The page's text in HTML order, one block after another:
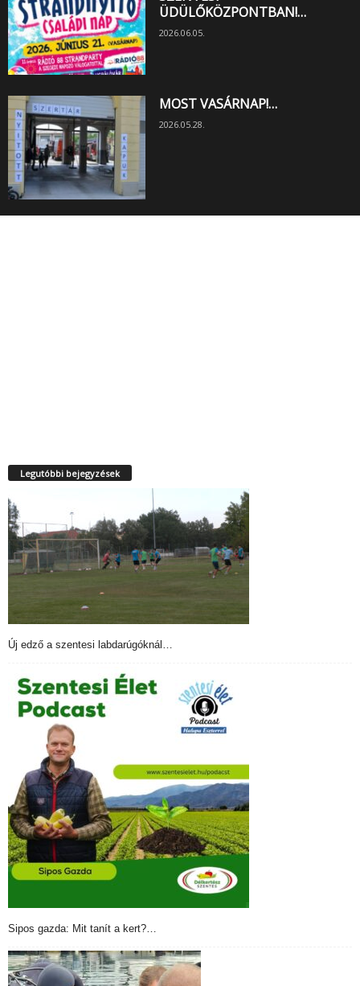
ÜDÜLŐKÖZPONTBAN!…
2026.06.05.
MOST VASÁRNAP!…
2026.05.28.
Legutóbbi bejegyzések
Új edző a szentesi labdarúgóknál…
Sipos gazda: Mit tanít a kert?…